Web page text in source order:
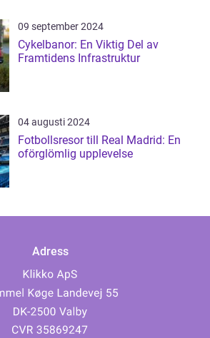
09 september 2024
Cykelbanor: En Viktig Del av
Framtidens Infrastruktur
04 augusti 2024
Fotbollsresor till Real Madrid: En
oförglömlig upplevelse
Adress